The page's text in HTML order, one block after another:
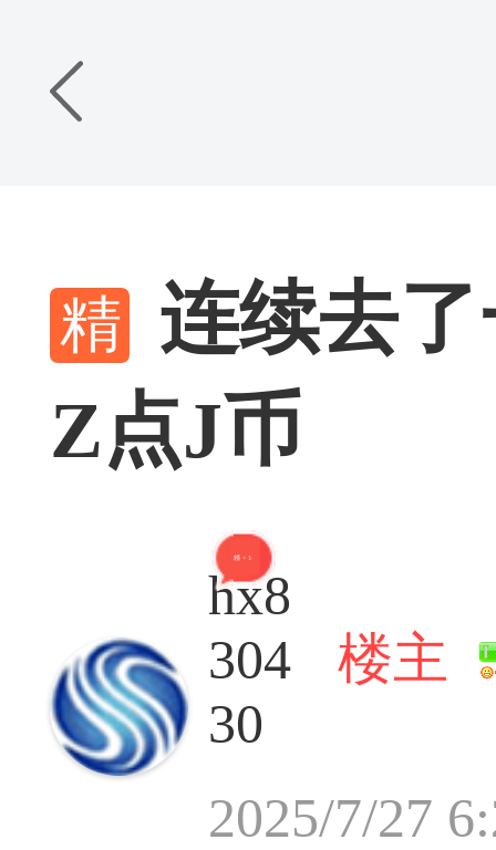
连续去
Z点J币
精 + 14
hx8
304
30
楼主
2025/7/27